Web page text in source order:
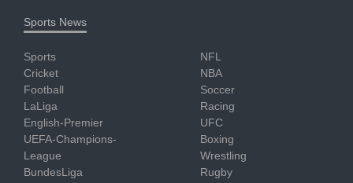
Sports News
Sports
Cricket
Football
LaLiga
English-Premier
UEFA-Champions-
League
BundesLiga
NFL
NBA
Soccer
Racing
UFC
Boxing
Wrestling
Rugby